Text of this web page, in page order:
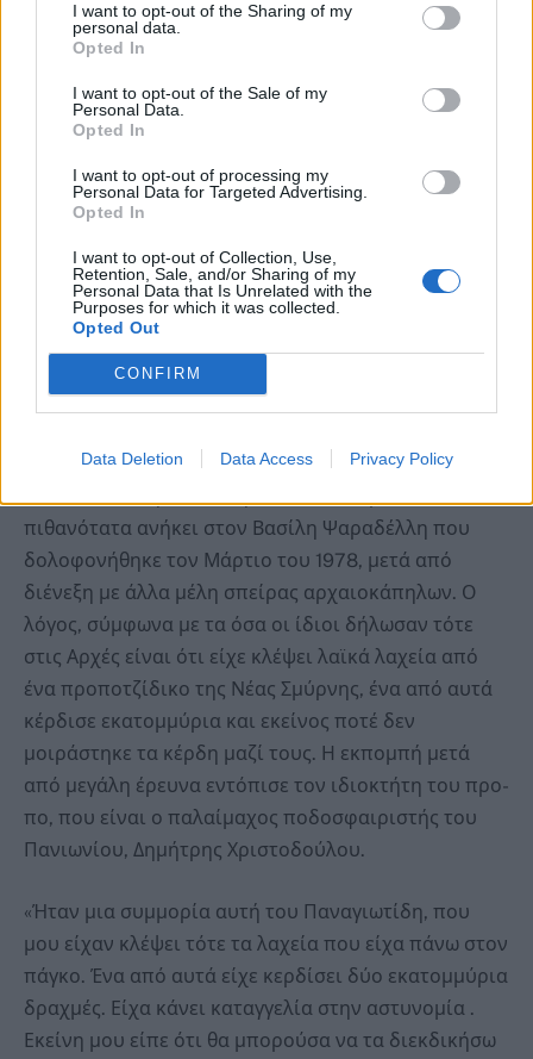
I want to opt-out of the Sharing of my
personal data.
Opted In
I want to opt-out of the Sale of my
Personal Data.
Opted In
I want to opt-out of processing my
Personal Data for Targeted Advertising.
Opted In
I want to opt-out of Collection, Use,
Retention, Sale, and/or Sharing of my
Personal Data that Is Unrelated with the
Purposes for which it was collected.
Opted Out
CONFIRM
Data Deletion Data Access Privacy Policy
τον άλλον και το πτώμα το έριξε σε ένα φρέαρ».
«Αυτή η σπείρα μας έκλεψε τα λαχεία και κέρδισε
τον πρώτο λαχνό…»
Η βαθιά έρευνα του «Τούνελ» δείχνει ότι ο σκελετός
πιθανότατα ανήκει στον Βασίλη Ψαραδέλλη που
δολοφονήθηκε τον Μάρτιο του 1978, μετά από
διένεξη με άλλα μέλη σπείρας αρχαιοκάπηλων. Ο
λόγος, σύμφωνα με τα όσα οι ίδιοι δήλωσαν τότε
στις Αρχές είναι ότι είχε κλέψει λαϊκά λαχεία από
ένα προποτζίδικο της Νέας Σμύρνης, ένα από αυτά
κέρδισε εκατομμύρια και εκείνος ποτέ δεν
μοιράστηκε τα κέρδη μαζί τους. Η εκπομπή μετά
από μεγάλη έρευνα εντόπισε τον ιδιοκτήτη του προ-
πο, που είναι ο παλαίμαχος ποδοσφαιριστής του
Πανιωνίου, Δημήτρης Χριστοδούλου.
«Ήταν μια συμμορία αυτή του Παναγιωτίδη, που
μου είχαν κλέψει τότε τα λαχεία που είχα πάνω στον
πάγκο. Ένα από αυτά είχε κερδίσει δύο εκατομμύρια
δραχμές. Είχα κάνει καταγγελία στην αστυνομία .
Εκείνη μου είπε ότι θα μπορούσα να τα διεκδικήσω